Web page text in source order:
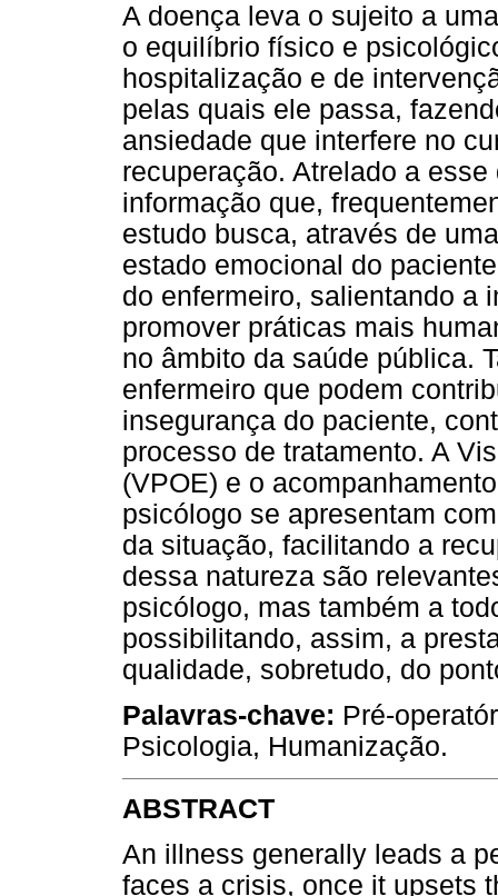
A doença leva o sujeito a
o equilíbrio físico e
hospitalização e de
pelas quais ele passa,
ansiedade que interfere no
recuperação. Atrelado a
informação que,
estudo busca, através de
estado emocional do
do enfermeiro, salientando a
promover práticas mais
no âmbito da saúde pública.
enfermeiro que podem
insegurança do paciente,
processo de tratamento. A
(VPOE) e o
psicólogo se apresentam
da situação, facilitando a
dessa natureza são
psicólogo, mas também a
possibilitando, assim, a
qualidade, sobretudo, do
Palavras-chave: Pré-
Psicologia, Humanização.
ABSTRACT
An illness generally leads a
faces a crisis, once it upsets